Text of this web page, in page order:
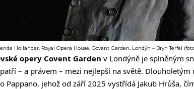
Holländer, Royal Opera House, Covent Garden, Londýn – Bryn Terfel
opery Covent Garden v Londýně je splněným
– a právem – mezi nejlepší na světě.
Pappano, jehož od září 2025 vystřídá Jakub Hrůša,